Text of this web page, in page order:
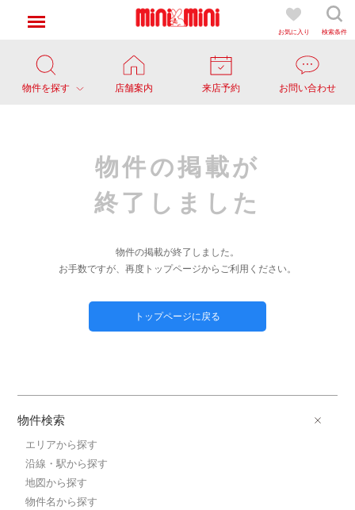
お気に入り 検索条件
物件を探す 店舗案内 来店予約 お問い合わせ
物件の掲載が
終了しました
物件の掲載が終了しました。
お手数ですが、再度トップページからご利用ください。
トップページに戻る
物件検索
エリアから探す
沿線・駅から探す
地図から探す
物件名から探す